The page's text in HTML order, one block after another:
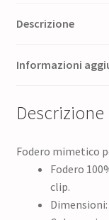
Descrizione
Informazioni
Descrizione
Fodero mimetico
Fodero
clip.